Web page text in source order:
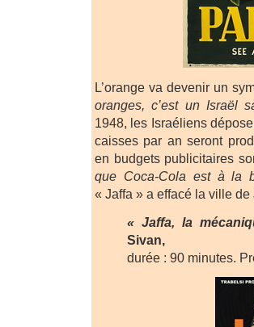
L’orange va devenir un
oranges, c’est un Israël
1948, les Israéliens
caisses par an seront
en budgets publicitaires
que Coca-Cola est à la
« Jaffa » a effacé la ville de
« Jaffa, la
Sivan,
durée : 90 minutes.